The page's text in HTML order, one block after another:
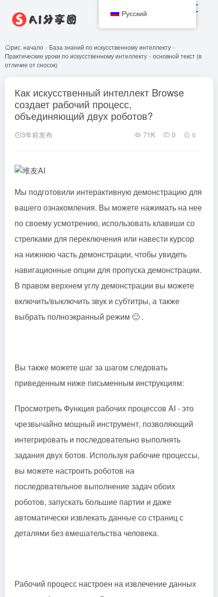
рис. начало - База знаний по искусственному интеллекту -
Практические уроки по искусственному интеллекту - основной текст (в
отличие от сносок)
Как искусственный интеллект Browse
создает рабочий процесс,
объединяющий двух роботов?
3年前发布 71K 0 0
Мы подготовили интерактивную демонстрацию для
вашего ознакомления. Вы можете нажимать на нее
по своему усмотрению, использовать клавиши со
стрелками для переключения или навести курсор
на нижнюю часть демонстрации, чтобы увидеть
навигационные опции для пропуска демонстрации.
В правом верхнем углу демонстрации вы можете
включить/выключить звук и субтитры, а также
выбрать полноэкранный режим 🙂 .
Вы также можете шаг за шагом следовать
приведенным ниже письменным инструкциям:
Просмотреть Функция рабочих процессов AI - это
чрезвычайно мощный инструмент, позволяющий
интегрировать и последовательно выполнять
задания двух ботов. Используя рабочие процессы,
вы можете настроить роботов на
последовательное выполнение задач обоих
роботов, запускать большие партии и даже
автоматически извлекать данные со страниц с
деталями без вмешательства человека.
Рабочий процесс настроен на извлечение данных
Русский